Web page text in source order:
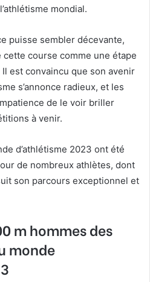
mondial.
puisse sembler décevante,
course comme une étape
est convaincu que son avenir
s’annonce radieux, et les
de le voir briller
à venir.
d’athlétisme 2023 ont été
de nombreux athlètes, dont
son parcours exceptionnel et
m hommes des
monde